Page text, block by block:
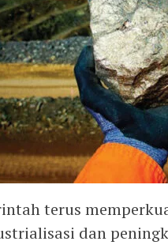
terus
dan